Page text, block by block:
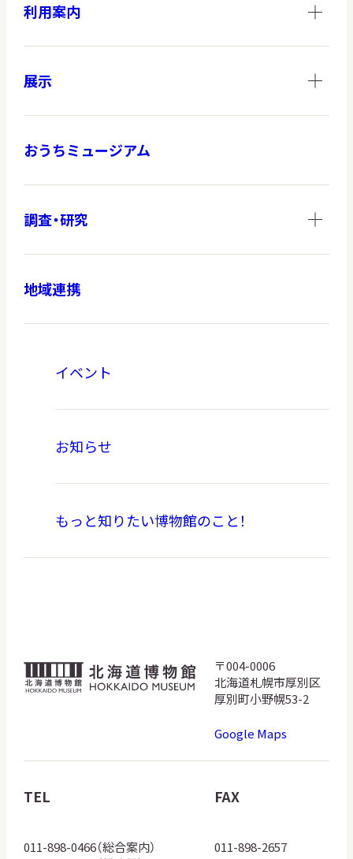
利用案内
展示
おうちミュージアム
調査・研究
地域連携
イベント
お知らせ
もっと知りたい博物館のこと！
北
海
物
館
ゴ
〒004-0006
北海道札幌市厚別区
厚別町小野幌53-2
Google Maps
TEL
011-898-0466（総合案内）
FAX
011-898-2657